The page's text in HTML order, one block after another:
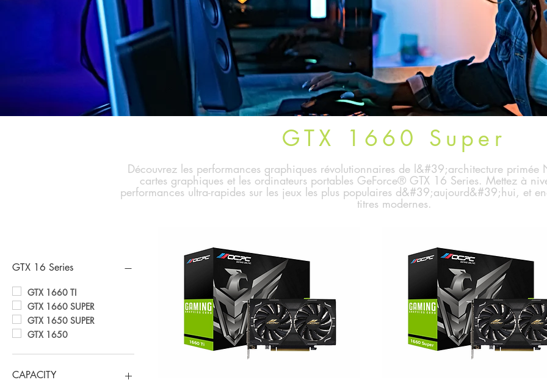
GTX 1660 Super
Découvrez les performances graphiques révolutionnaires de l&#39;architecture primée
cartes graphiques et les ordinateurs portables GeForce® GTX 16 Series. Mettez à
performances ultra-rapides sur les jeux les plus populaires d&#39;aujourd&#39;hui, et
titres modernes.
GTX 16 Series
GTX 1660 TI
GTX 1660 SUPER
GTX 1650 SUPER
GTX 1650
CAPACITY